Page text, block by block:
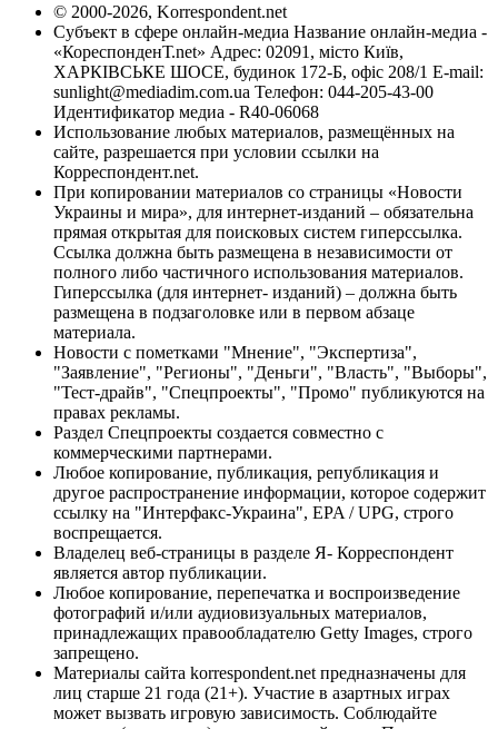
© 2000-2026, Korrespondent.net
Субъект в сфере онлайн-медиа Название онлайн-медиа -
«КореспонденТ.net» Адрес: 02091, місто Київ,
ХАРКІВСЬКЕ ШОСЕ, будинок 172-Б, офіс 208/1 E-mail:
sunlight@mediadim.com.ua Телефон: 044-205-43-00
Идентификатор медиа - R40-06068
Использование любых материалов, размещённых на
сайте, разрешается при условии ссылки на
Корреспондент.net.
При копировании материалов со страницы «Новости
Украины и мира», для интернет-изданий – обязательна
прямая открытая для поисковых систем гиперссылка.
Ссылка должна быть размещена в независимости от
полного либо частичного использования материалов.
Гиперссылка (для интернет- изданий) – должна быть
размещена в подзаголовке или в первом абзаце
материала.
Новости с пометками "Мнение", "Экспертиза",
"Заявление", "Регионы", "Деньги", "Власть", "Выборы",
"Тест-драйв", "Спецпроекты", "Промо" публикуются на
правах рекламы.
Раздел Спецпроекты создается совместно с
коммерческими партнерами.
Любое копирование, публикация, републикация и
другое распространение информации, которое содержит
ссылку на "Интерфакс-Украина", EPA / UPG, строго
воспрещается.
Владелец веб-страницы в разделе Я- Корреспондент
является автор публикации.
Любое копирование, перепечатка и воспроизведение
фотографий и/или аудиовизуальных материалов,
принадлежащих правообладателю Getty Images, строго
запрещено.
Материалы сайта korrespondent.net предназначены для
лиц старше 21 года (21+). Участие в азартных играх
может вызвать игровую зависимость. Соблюдайте